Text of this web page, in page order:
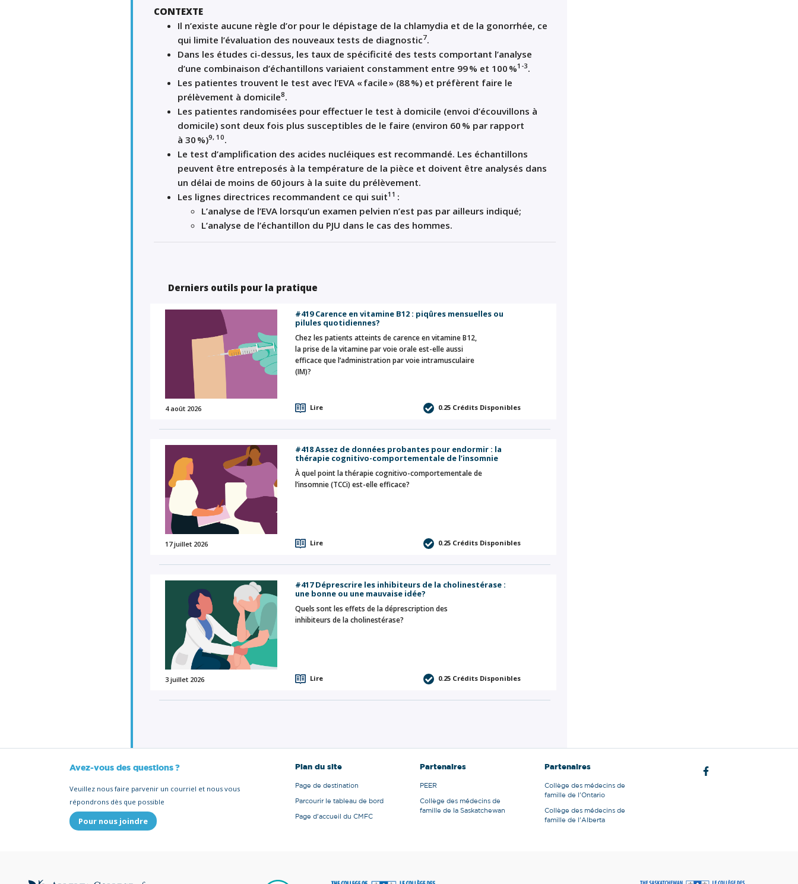
CONTEXTE
Il n’existe aucune règle d’or pour le dépistage de la chlamydia et de la gonorrhée, ce
qui limite l’évaluation des nouveaux tests de diagnostic7.
Dans les études ci-dessus, les taux de spécificité des tests comportant l’analyse
d’une combinaison d’échantillons variaient constamment entre 99% et 100 %1-3.
Les patientes trouvent le test avec l’EVA «facile» (88%) et préfèrent faire le
prélèvement à domicile8.
Les patientes randomisées pour effectuer le test à domicile (envoi d’écouvillons à
domicile) sont deux fois plus susceptibles de le faire (environ 60 % par rapport
à 30 %)9, 10.
Le test d’amplification des acides nucléiques est recommandé. Les échantillons
peuvent être entreposés à la température de la pièce et doivent être analysés dans
un délai de moins de 60 jours à la suite du prélèvement.
Les lignes directrices recommandent ce qui suit11 :
L’analyse de l’EVA lorsqu’un examen pelvien n’est pas par ailleurs indiqué;
L’analyse de l’échantillon du PJU dans le cas des hommes.
Derniers outils pour la pratique
4 août 2026
#419 Carence en vitamine B12 : piqûres mensuelles ou
pilules quotidiennes?
Chez les patients atteints de carence en vitamine B12,
la prise de la vitamine par voie orale est-elle aussi
efficace que l’administration par voie intramusculaire
(IM)?
Lire 0.25 Crédits Disponibles
17 juillet 2026
#418 Assez de données probantes pour endormir : la
thérapie cognitivo-comportementale de l’insomnie
À quel point la thérapie cognitivo-comportementale de
l’insomnie (TCCi) est-elle efficace?
Lire 0.25 Crédits Disponibles
3 juillet 2026
#417 Déprescrire les inhibiteurs de la cholinestérase :
une bonne ou une mauvaise idée?
Quels sont les effets de la déprescription des
inhibiteurs de la cholinestérase?
Lire 0.25 Crédits Disponibles
Avez-vous des questions ?
Veuillez nous faire parvenir un courriel et nous vous
répondrons dès que possible
Pour nous joindre
Plan du site
Page de destination
Parcourir le tableau de bord
Page d'accueil du CMFC
Partenaires
PEER
Collège des médecins de
famille de la Saskatchewan
Partenaires
Collège des médecins de
famille de l'Ontario
Collège des médecins de
famille de l'Alberta